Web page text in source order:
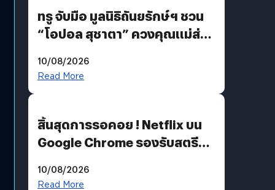
ทรู จับมือ มูลนิธิถันยรักษ์ฯ ชวน
“โอปอล สุชาตา” ควงคุณแม่ส่ง
เติมเต็มความหมายวันแม่ปีนี้
10/08/2026
Read More
สิ้นสุดการรอคอย ! Netflix บน
Google Chrome รองรับสตรีม
เงื่อนไขที่กำหนด
10/08/2026
Read More